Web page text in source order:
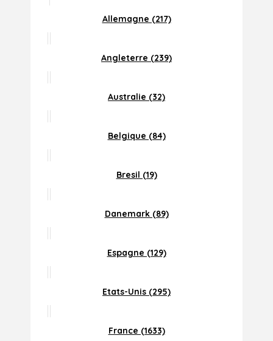
Allemagne (217)
Angleterre (239)
Australie (32)
Belgique (84)
Bresil (19)
Danemark (89)
Espagne (129)
Etats-Unis (295)
France (1633)